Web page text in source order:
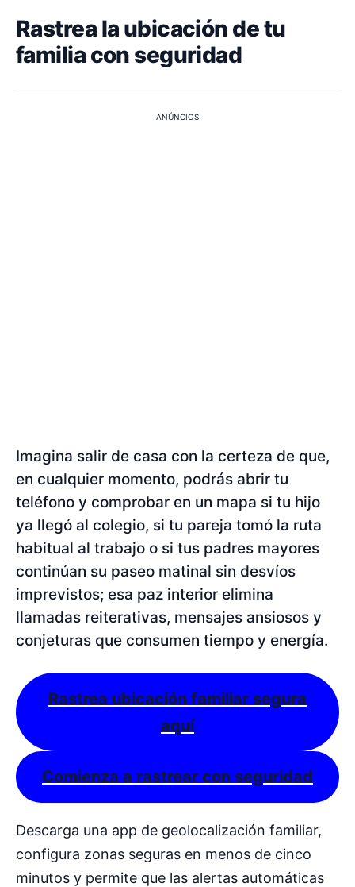
Rastrea la ubicación de tu
familia con seguridad
ANÚNCIOS
Imagina salir de casa con la certeza de que,
en cualquier momento, podrás abrir tu
teléfono y comprobar en un mapa si tu hijo
ya llegó al colegio, si tu pareja tomó la ruta
habitual al trabajo o si tus padres mayores
continúan su paseo matinal sin desvíos
imprevistos; esa paz interior elimina
llamadas reiterativas, mensajes ansiosos y
conjeturas que consumen tiempo y energía.
Rastrea ubicación familiar segura
aquí
Comienza a rastrear con seguridad
Descarga una app de geolocalización familiar,
configura zonas seguras en menos de cinco
minutos y permite que las alertas automáticas